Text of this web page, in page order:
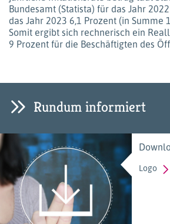
Bundesamt (Statista) für das Jahr
das Jahr 2023 6,1 Prozent (in Summe
Somit ergibt sich rechnerisch ein
9 Prozent für die Beschäftigten des
Rundum informiert
Logo